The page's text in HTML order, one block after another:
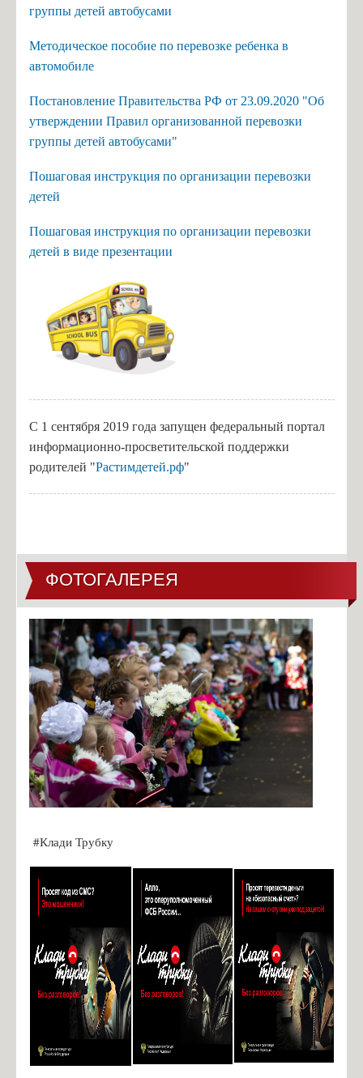
группы детей автобусами
Методическое пособие по перевозке ребенка в
автомобиле
Постановление Правительства РФ от 23.09.2020 "Об
утверждении Правил организованной перевозки
группы детей автобусами"
Пошаговая инструкция по организации перевозки
детей
Пошаговая инструкция по организации перевозки
детей в виде презентации
С 1 сентября 2019 года запущен федеральный портал
информационно-просветительской поддержки
родителей "Растимдетей.рф"
ФОТОГАЛЕРЕЯ
#Клади Трубку